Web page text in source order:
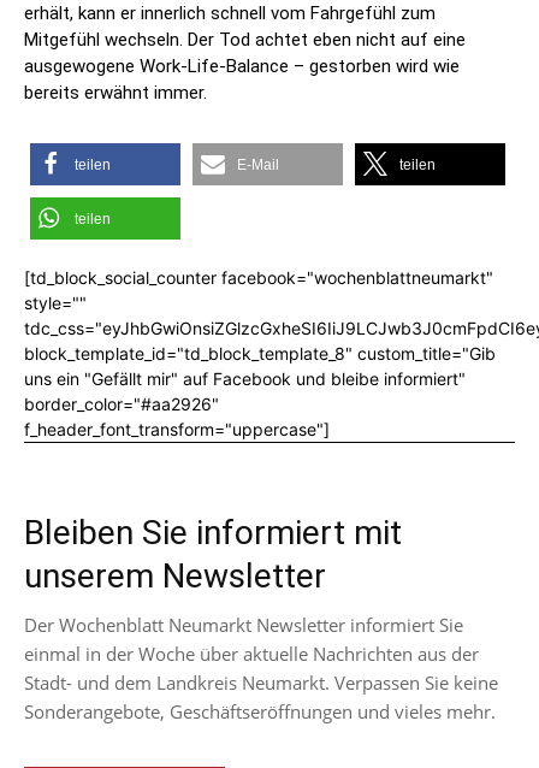
erhält, kann er innerlich schnell vom Fahrgefühl zum
Mitgefühl wechseln. Der Tod achtet eben nicht auf eine
ausgewogene Work-Life-Balance – gestorben wird wie
bereits erwähnt immer.
teilen E-Mail teilen
teilen
[td_block_social_counter facebook="wochenblattneumarkt"
style=""
block_template_id="td_block_template_8" custom_title="Gib
uns ein "Gefällt mir" auf Facebook und bleibe informiert"
border_color="#aa2926"
f_header_font_transform="uppercase"]
Bleiben Sie informiert mit
unserem Newsletter
Der Wochenblatt Neumarkt Newsletter informiert Sie
einmal in der Woche über aktuelle Nachrichten aus der
Stadt- und dem Landkreis Neumarkt. Verpassen Sie keine
Sonderangebote, Geschäftseröffnungen und vieles mehr.